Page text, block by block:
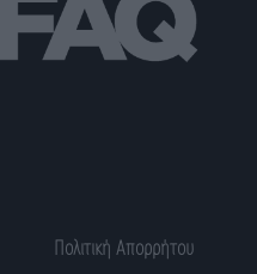
Πολιτική Απορρήτου